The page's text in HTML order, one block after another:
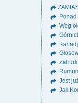
Ponad
Jest
Jak